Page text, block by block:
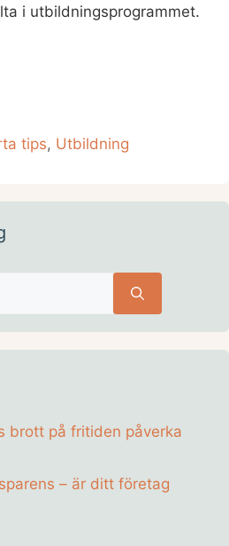
i utbildningsprogrammet.
tips, Utbildning
brott på fritiden påverka
– är ditt företag